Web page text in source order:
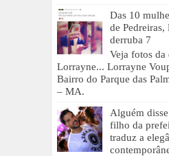
Das 10
de
derruba 7
Veja fotos da
Lorrayne... Lorrayne
Bairro do Parque das
– MA.
Alguém
filho da
traduz a